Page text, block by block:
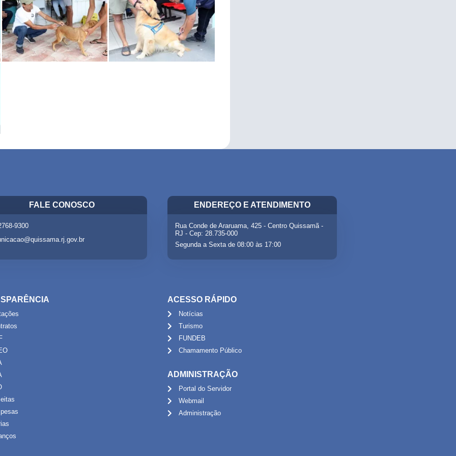
FALE CONOSCO
9300
ENDEREÇO E ATENDIMENTO
Rua Conde de Araruama, 425 - Centro Quissamã -
RJ - Cep: 28.735-000
Segunda a Sexta de 08:00 às 17:00
ACESSO RÁPIDO
Notícias
Turismo
FUNDEB
Chamamento Público
ADMINISTRAÇÃO
Portal do Servidor
Webmail
Administração